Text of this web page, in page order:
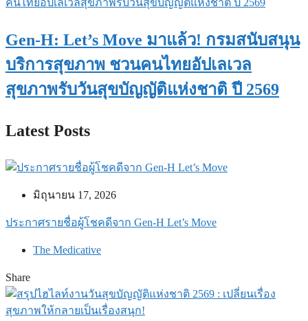
Gen-H: Let’s Move มาแล้ว! กรมสนับสนุน
บริการสุขภาพ ชวนคนไทยอัปเลเวล
สุขภาพรับวันสุขบัญญัติแห่งชาติ ปี 2569
Latest Posts
มิถุนายน 17, 2026
ประกาศรายชื่อผู้โชคดีจาก Gen-H Let’s Move
The Medicative
Share